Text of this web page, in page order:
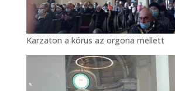
Karzaton a kórus az orgona mellett